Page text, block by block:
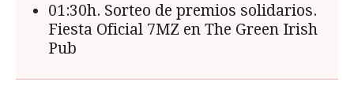
01:30h. Sorteo de premios solidarios.
Fiesta Oficial 7MZ en The Green Irish
Pub